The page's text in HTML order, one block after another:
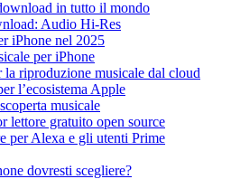
in tutto il mondo
Audio Hi-Res
iPhone nel 2025
per iPhone
riproduzione musicale dal cloud
l’ecosistema Apple
musicale
gratuito open source
per Alexa e gli utenti Prime
dovresti scegliere?